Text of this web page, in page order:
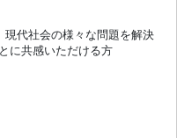
代社会の様々な問題を解決
に共感いただける方